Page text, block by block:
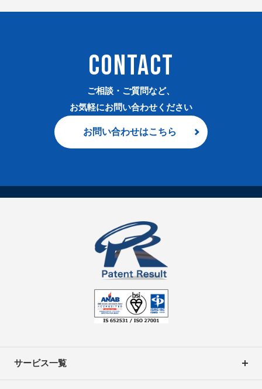
ご相談・ご質問など、
お気軽にお問い合わせください
CONTACT
お問い合わせはこちら
サービス一覧